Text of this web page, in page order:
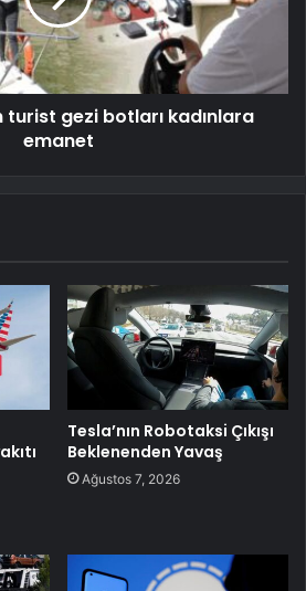
turist gezi botları kadınlara
emanet
Tesla’nın Robotaksi Çıkışı
Beklenenden Yavaş
Ağustos 7, 2026